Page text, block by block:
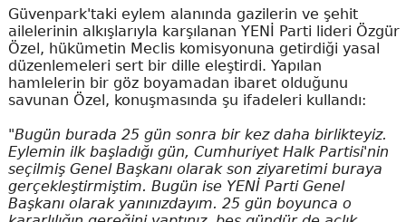
Güvenpark'taki eylem alanında gazilerin ve şehit
ailelerinin alkışlarıyla karşılanan YENİ Parti lideri Özgür
Özel, hükümetin Meclis komisyonuna getirdiği yasal
düzenlemeleri sert bir dille eleştirdi. Yapılan
hamlelerin bir göz boyamadan ibaret olduğunu
savunan Özel, konuşmasında şu ifadeleri kullandı:
"Bugün burada 25 gün sonra bir kez daha birlikteyiz.
Eylemin ilk başladığı gün, Cumhuriyet Halk Partisi'nin
seçilmiş Genel Başkanı olarak son ziyaretimi buraya
gerçekleştirmiştim. Bugün ise YENİ Parti Genel
Başkanı olarak yanınızdayım. 25 gün boyunca o